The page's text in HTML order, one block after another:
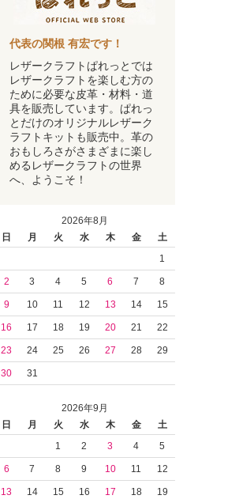
代表の関根 有宏です！
レザークラフトぱれっとでは
レザークラフトを楽しむ方の
ために必要な皮革・材料・道
具を販売しています。ぱれっ
とだけのオリジナルレザーク
ラフトキットも販売中。革の
おもしろさがさまざまに楽し
めるレザークラフトの世界
へ、ようこそ！
2026年8月
日
月 火 水 木 金
土
1
2 3 4 5 6 7 8
9 10 11 12 13 14 15
16 17 18 19 20 21 22
23 24 25 26 27 28 29
30 31
2026年9月
日
月 火 水 木 金
土
1
2 3 4 5
6 7 8 9 10 11 12
13 14 15 16 17 18 19